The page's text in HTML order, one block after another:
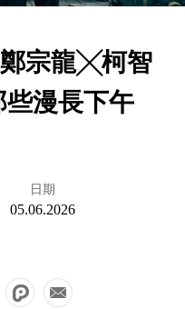
宗龍╳柯智
漫長下午
日期
05.06.2026